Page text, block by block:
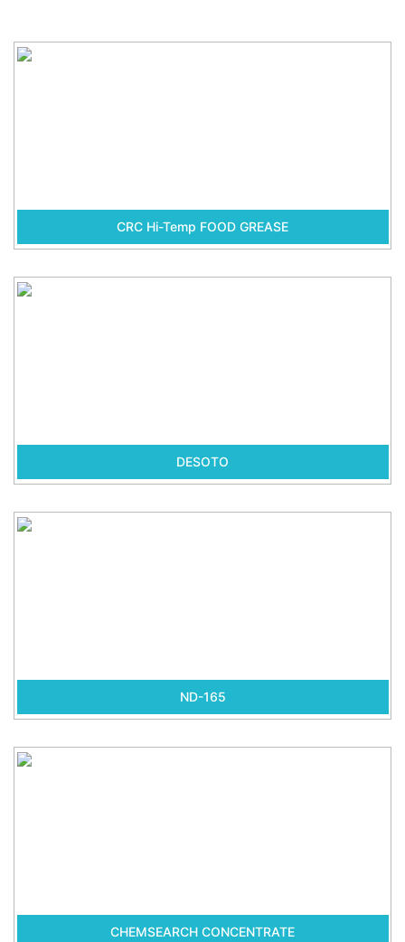
CRC Hi-Temp FOOD GREASE
DESOTO
ND-165
CHEMSEARCH CONCENTRATE